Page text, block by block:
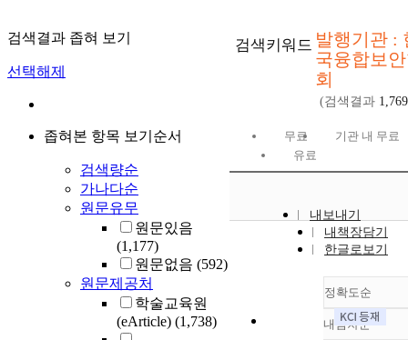
검색결과 좁혀 보기
선택해제
좁혀본 항목 보기순서
검색량순
가나다순
원문유무
원문있음
(1,177)
원문없음 (592)
원문제공처
학술교육원
(eArticle) (1,738)
검색키워드 발행기관 :
국융합보
회
(검색결과 1,769
무료
기관 내 무료
유료
내보내기
내책장담기
한글로보기
정확도순
정확도
내림차순